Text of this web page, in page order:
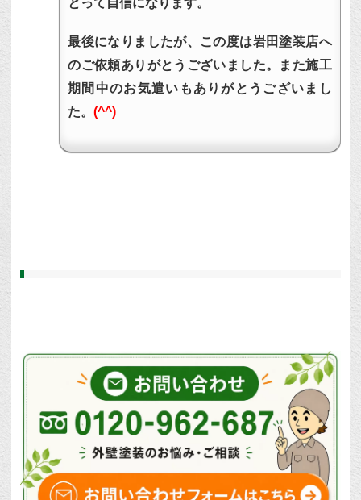
最後になりましたが、この度は岩田塗装店へ
のご依頼ありがとうございました。また施工
期間中のお気遣いもありがとうございまし
た。(^^)